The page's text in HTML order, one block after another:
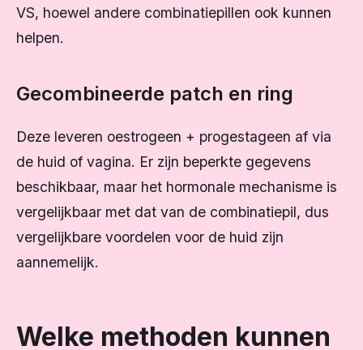
VS, hoewel andere combinatiepillen ook kunnen
helpen.
Gecombineerde patch en ring
Deze leveren oestrogeen + progestageen af via
de huid of vagina. Er zijn beperkte gegevens
beschikbaar, maar het hormonale mechanisme is
vergelijkbaar met dat van de combinatiepil, dus
vergelijkbare voordelen voor de huid zijn
aannemelijk.
Welke methoden kunnen